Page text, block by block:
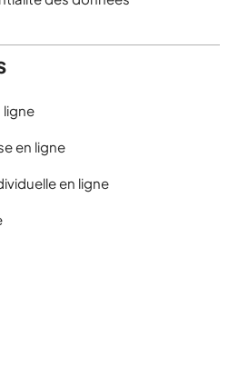
ligne
en ligne
en ligne